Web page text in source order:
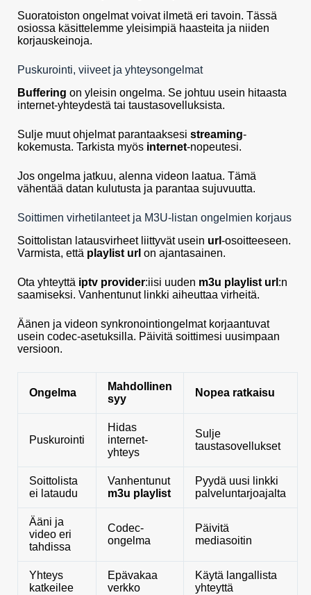
Suoratoiston ongelmat voivat ilmetä eri tavoin. Tässä
osiossa käsittelemme yleisimpiä haasteita ja niiden
korjauskeinoja.
Puskurointi, viiveet ja yhteysongelmat
Buffering on yleisin ongelma. Se johtuu usein hitaasta
internet-yhteydestä tai taustasovelluksista.
Sulje muut ohjelmat parantaaksesi streaming-
kokemusta. Tarkista myös internet-nopeutesi.
Jos ongelma jatkuu, alenna videon laatua. Tämä
vähentää datan kulutusta ja parantaa sujuvuutta.
Soittimen virhetilanteet ja M3U-listan ongelmien korjaus
Soittolistan latausvirheet liittyvät usein url -osoitteeseen.
Varmista, että playlist url on ajantasainen.
Ota yhteyttä iptv provider:iisi uuden m3u playlist url :n
saamiseksi. Vanhentunut linkki aiheuttaa virheitä.
Äänen ja videon synkronointiongelmat korjaantuvat
usein codec-asetuksilla. Päivitä soittimesi uusimpaan
versioon.
Ongelma
Mahdollinen
syy
Nopea ratkaisu
Puskurointi
Hidas
internet-
yhteys
Sulje
taustasovellukset
Soittolista
ei lataudu
Vanhentunut
m3u playlist
Pyydä uusi linkki
palveluntarjoajalta
Ääni ja
video eri
tahdissa
Codec-
ongelma
Päivitä
mediasoitin
Yhteys
katkeilee
Epävakaa
verkko
Käytä langallista
yhteyttä